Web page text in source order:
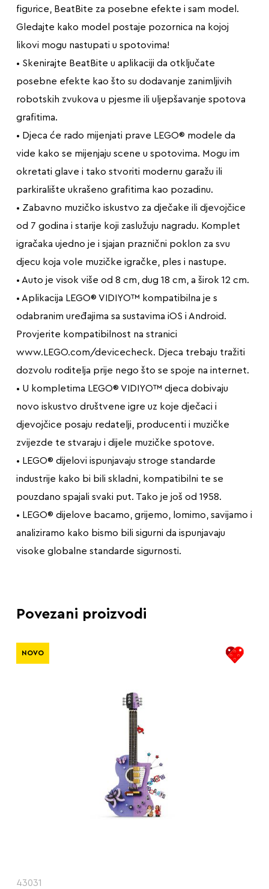
figurice, BeatBite za posebne efekte i sam model.
Gledajte kako model postaje pozornica na kojoj
likovi mogu nastupati u spotovima!
• Skenirajte BeatBite u aplikaciji da otključate
posebne efekte kao što su dodavanje zanimljivih
robotskih zvukova u pjesme ili uljepšavanje spotova
grafitima.
• Djeca će rado mijenjati prave LEGO® modele da
vide kako se mijenjaju scene u spotovima. Mogu im
okretati glave i tako stvoriti modernu garažu ili
parkiralište ukrašeno grafitima kao pozadinu.
• Zabavno muzičko iskustvo za dječake ili djevojčice
od 7 godina i starije koji zaslužuju nagradu. Komplet
igračaka ujedno je i sjajan praznični poklon za svu
djecu koja vole muzičke igračke, ples i nastupe.
• Auto je visok više od 8 cm, dug 18 cm, a širok 12 cm.
• Aplikacija LEGO® VIDIYO™ kompatibilna je s
odabranim uređajima sa sustavima iOS i Android.
Provjerite kompatibilnost na stranici
www.LEGO.com/devicecheck. Djeca trebaju tražiti
dozvolu roditelja prije nego što se spoje na internet.
• U kompletima LEGO® VIDIYO™ djeca dobivaju
novo iskustvo društvene igre uz koje dječaci i
djevojčice posaju redatelji, producenti i muzičke
zvijezde te stvaraju i dijele muzičke spotove.
• LEGO® dijelovi ispunjavaju stroge standarde
industrije kako bi bili skladni, kompatibilni te se
pouzdano spajali svaki put. Tako je još od 1958.
• LEGO® dijelove bacamo, grijemo, lomimo, savijamo i
analiziramo kako bismo bili sigurni da ispunjavaju
visoke globalne standarde sigurnosti.
Povezani proizvodi
43031
NOVO